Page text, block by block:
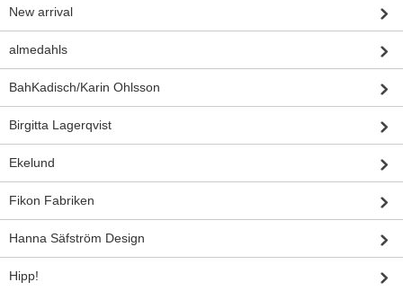
New arrival
almedahls
BahKadisch/Karin Ohlsson
Birgitta Lagerqvist
Ekelund
Fikon Fabriken
Hanna Säfström Design
Hipp!